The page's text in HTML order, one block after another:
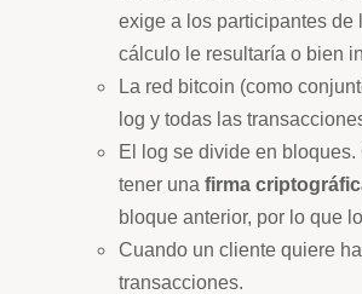
exige a los participantes de
cálculo le resultaría o bien
La red bitcoin (como
log y todas las
El log se divide en
tener una firma
bloque anterior, por lo que
Cuando un cliente quiere
transacciones.